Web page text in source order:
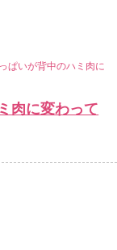
ぱいが背中のハミ肉に
肉に変わって